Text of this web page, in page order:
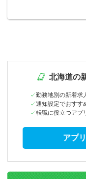
北海道の
勤務地別の新着求
通知設定でおすす
転職に役立つアプ
アプ